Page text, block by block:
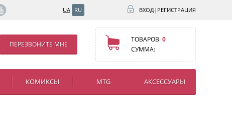
UA RU ВХОД| РЕГИСТРАЦИЯ
ПЕРЕЗВОНИТЕ МНЕ
ТОВАРОВ:0
СУММА:
КОМИКСЫ MTG АКСЕССУАРЫ